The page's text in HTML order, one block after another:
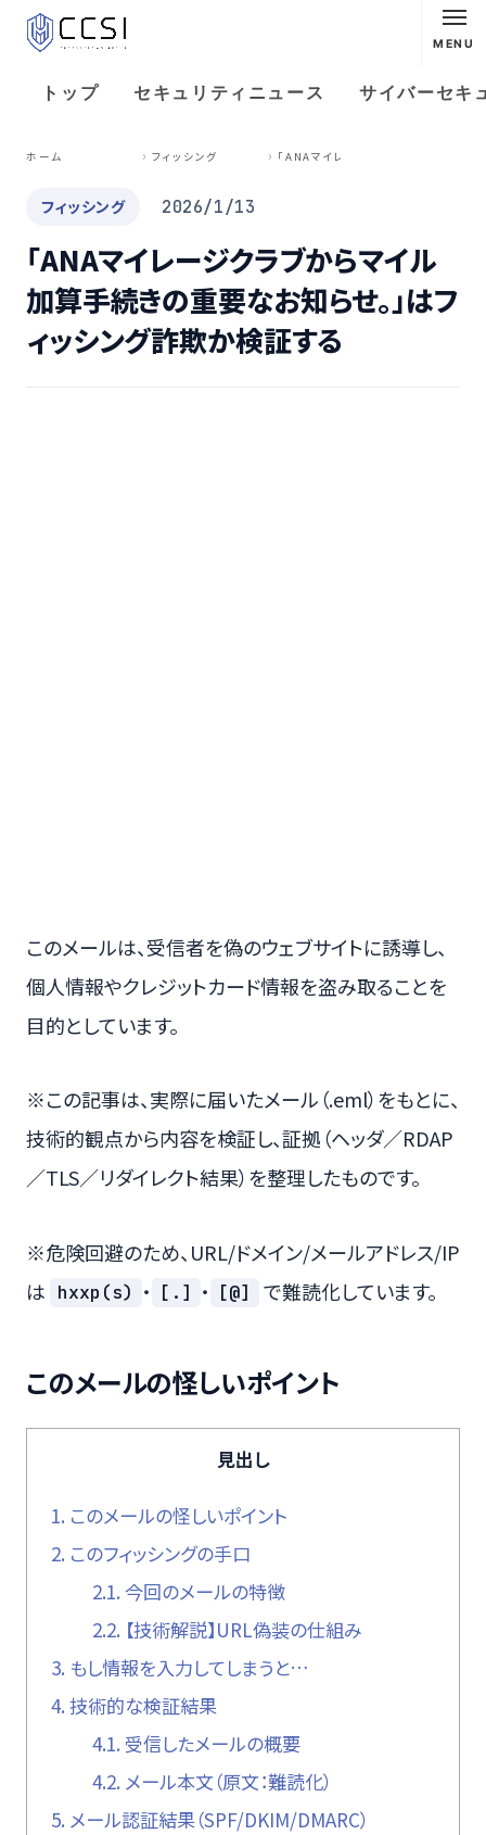
MENU
トップ セキュリティニュース サイバーセキ
ホーム フィッシング
フィッシング 2026/1/13
「ANAマイレージクラブからマイル
加算手続きの重要なお知らせ。」はフ
ィッシング詐欺か検証する
このメールは、受信者を偽のウェブサイトに誘導し、
個人情報やクレジットカード情報を盗み取ることを
目的としています。
※この記事は、実際に届いたメール（.eml）をもとに、
技術的観点から内容を検証し、証拠（ヘッダ／RDAP
／TLS／リダイレクト結果）を整理したものです。
※危険回避のため、URL/ドメイン/メールアドレス/IP
は hxxp(s) ・ [.] ・ [@] で難読化しています。
このメールの怪しいポイント
見出し
1. このメールの怪しいポイント
2. このフィッシングの手口
2.1. 今回のメールの特徴
2.2. 【技術解説】URL偽装の仕組み
3. もし情報を入力してしまうと…
4. 技術的な検証結果
4.1. 受信したメールの概要
4.2. メール本文（原文：難読化）
5. メール認証結果（SPF/DKIM/DMARC）